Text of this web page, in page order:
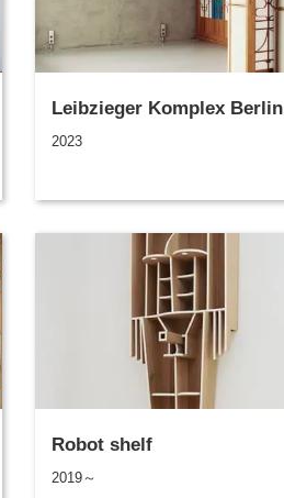
Leibzieger Komplex Berlin
2023
Robot shelf
2019～